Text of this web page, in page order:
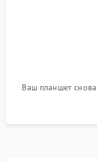
Ваш планшет